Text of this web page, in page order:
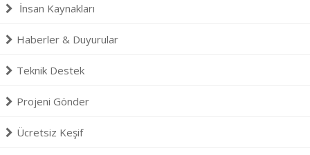
İnsan Kaynakları
Haberler & Duyurular
Teknik Destek
Projeni Gönder
Ücretsiz Keşif